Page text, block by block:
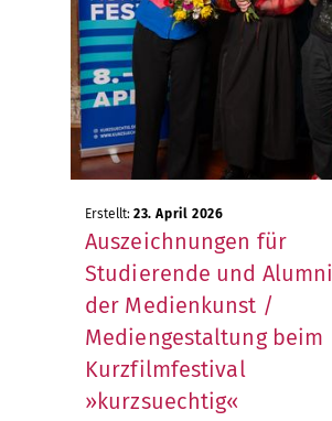
Erstellt: 23. April 2026
Auszeichnungen für
Studierende und Alumni
der Medienkunst /
Mediengestaltung beim
Kurzfilmfestival
»kurzsuechtig«